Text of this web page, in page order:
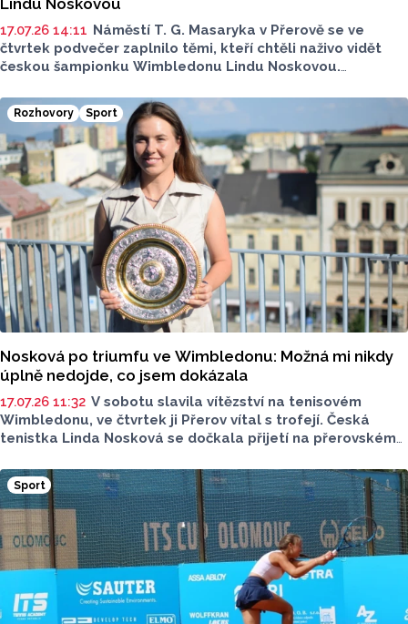
17.07.26 14:11 Náměstí T. G. Masaryka v Přerově se ve
čtvrtek podvečer zaplnilo těmi, kteří chtěli naživo vidět
českou šampionku Wimbledonu Lindu Noskovou.
na střeše přerosvského magistrátu, poté šla všechny své
fanoušky pozdravit dolů na pódium. Součástí programu
byla i autogramiáda, o kterou byl enormní zájem.
K poslechu a tanci hrála kapela O5 a Radeček,
na velkoplošné obrazovce bylo možné si opět
připomenout české finále s olomouckou Karolínou
Muchovou.
Rozhovory Sport
Nosková po triumfu ve Wimbledonu: Možná mi nikdy
úplně nedojde, co jsem dokázala
17.07.26 11:32 V sobotu slavila vítězství na tenisovém
Wimbledonu, ve čtvrtek ji Přerov vítal s trofejí. Česká
tenistka Linda Nosková se dočkala přijetí na přerovském
se zúčastnila tiskové konference, na které byl přítomen
její tatínek Drahoš Nosek, prezident klubu TK Precheza
Přerov Petr Huťka a trenér wimbledonské vítězky Tomáš
Krupa. Noskové blahopřál primátor města Přerov Petr
Vrána (ANO) a také hejtman Olomouckého kraje Ladislav
Okleštěk (ANO). Přečtěte si v rozhovoru ohlasy české
šampionky.
Sport